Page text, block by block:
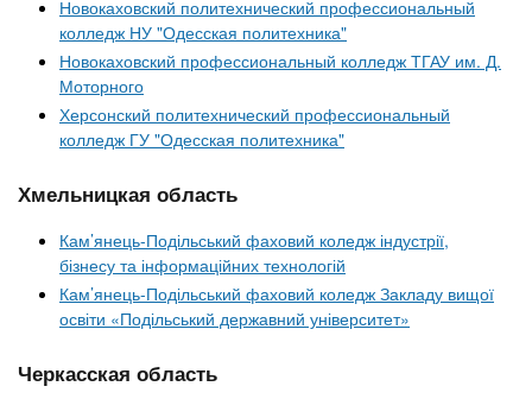
Новокаховский политехнический профессиональный
колледж НУ "Одесская политехника"
Новокаховский профессиональный колледж ТГАУ им. Д.
Моторного
Херсонский политехнический профессиональный
колледж ГУ "Одесская политехника"
Хмельницкая область
Кам’янець-Подільський фаховий коледж індустрії,
бізнесу та інформаційних технологій
Кам’янець-Подільський фаховий коледж Закладу вищої
освіти «Подільський державний університет»
Черкасская область